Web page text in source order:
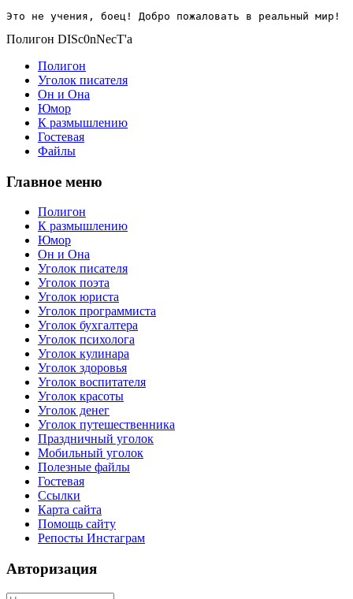
Это не учения, боец! Добро пожаловать в реальный мир!
Полигон DISc0nNecT'a
Полигон
Уголок писателя
Он и Она
Юмор
К размышлению
Гостевая
Файлы
Главное меню
Полигон
К размышлению
Юмор
Он и Она
Уголок писателя
Уголок поэта
Уголок юриста
Уголок программиста
Уголок бухгалтера
Уголок психолога
Уголок кулинара
Уголок здоровья
Уголок воспитателя
Уголок красоты
Уголок денег
Уголок путешественника
Праздничный уголок
Мобильный уголок
Полезные файлы
Гостевая
Ссылки
Карта сайта
Помощь сайту
Репосты Инстаграм
Авторизация